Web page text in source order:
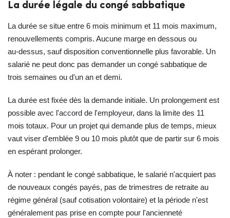
La durée légale du congé sabbatique
La durée se situe entre 6 mois minimum et 11 mois maximum,
renouvellements compris. Aucune marge en dessous ou
au‑dessus, sauf disposition conventionnelle plus favorable. Un
salarié ne peut donc pas demander un congé sabbatique de
trois semaines ou d'un an et demi.
La durée est fixée dès la demande initiale. Un prolongement est
possible avec l'accord de l'employeur, dans la limite des 11
mois totaux. Pour un projet qui demande plus de temps, mieux
vaut viser d'emblée 9 ou 10 mois plutôt que de partir sur 6 mois
en espérant prolonger.
À noter : pendant le congé sabbatique, le salarié n'acquiert pas
de nouveaux congés payés, pas de trimestres de retraite au
régime général (sauf cotisation volontaire) et la période n'est
généralement pas prise en compte pour l'ancienneté